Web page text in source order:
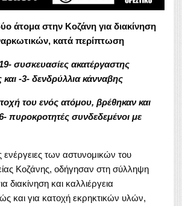
άτομα στην Κοζάνη για διακίνηση
ναρκωτικών, κατά περίπτωση
συσκευασίες ακατέργαστης
-3- δενδρύλλια κάνναβης
του ενός ατόμου, βρέθηκαν και
πυροκροτητές συνδεδεμένοι με
ενέργειες των αστυνομικών του
Κοζάνης, οδήγησαν στη σύλληψη
διακίνηση και καλλιέργεια
και για κατοχή εκρηκτικών υλών,